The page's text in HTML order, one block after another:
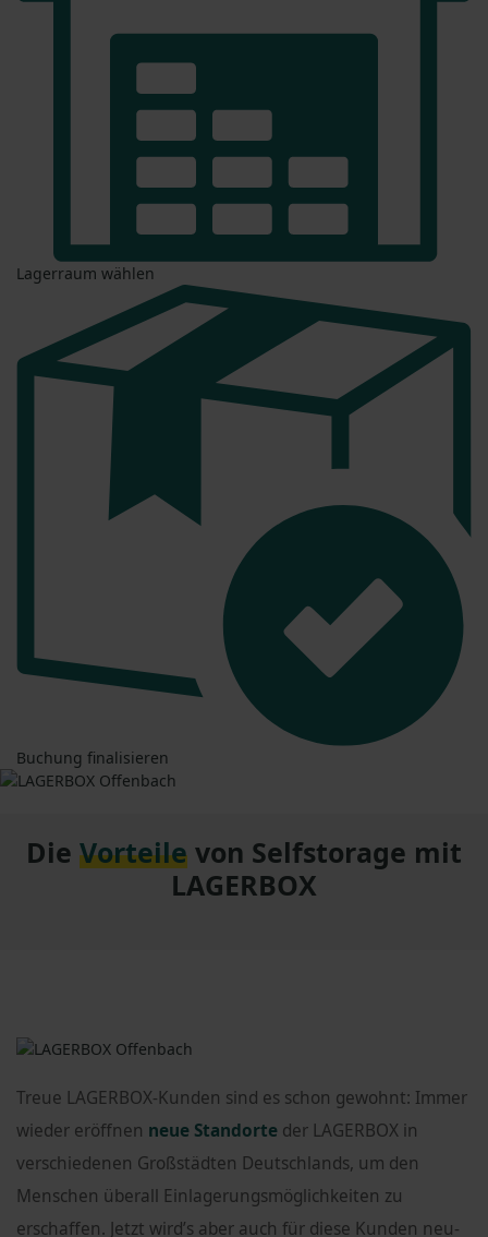
Lagerraum wählen
Buchung finalisieren
Die Vorteile von Selfstorage mit
LAGERBOX
Treue LAGERBOX-Kunden sind es schon gewohnt: Immer
wieder eröffnen neue Standorte der LAGERBOX in
verschiedenen Großstädten Deutschlands, um den
Menschen überall Einlagerungsmöglichkeiten zu
erschaffen. Jetzt wird’s aber auch für diese Kunden neu-